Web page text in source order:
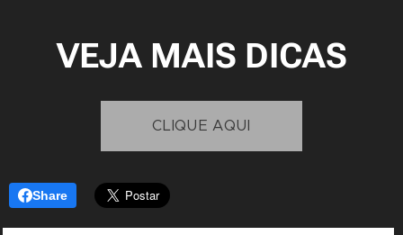
VEJA MAIS DICAS
CLIQUE AQUI
Share